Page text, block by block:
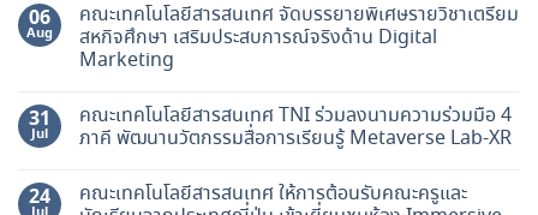
06
Aug
คณะเทคโนโลยีสารสนเทศ จัดบรรยายพิเศษรายวิชาเตรียม
สหกิจศึกษา เสริมประสบการณ์จริงด้าน Digital
Marketing
31
Jul
คณะเทคโนโลยีสารสนเทศ TNI ร่วมลงนามความร่วมมือ 4
ภาคี พัฒนานวัตกรรมสื่อการเรียนรู้ Metaverse Lab-XR
24
คณะเทคโนโลยีสารสนเทศ ให้การต้อนรับคณะครูและ